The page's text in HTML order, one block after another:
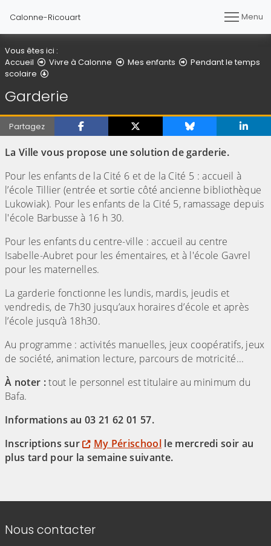
Calonne-Ricouart Menu
Vous êtes ici :
Accueil
Vivre à Calonne Mes enfants
Pendant le temps
scolaire
Garderie
Partagez
La Ville vous propose une solution de garderie.
Pour les enfants de la Cité 6 et de la Cité 5 : accueil à
l’école Tillier (entrée et sortie côté ancienne bibliothèque
Lukowiak). Pour les enfants de la Cité 5, ramassage depuis
l'école Barbusse à 16 h 30.
Pour les enfants du centre-ville : accueil au centre
Isabelle-Aubret pour les émentaires, et à l'école Gavrel
pour les maternelles.
La garderie fonctionne les lundis, mardis, jeudis et
vendredis, de 7h30 jusqu’aux horaires d’école et après
l’école jusqu’à 18h30.
Au programme : activités manuelles, jeux coopératifs, jeux
de société, animation lecture, parcours de motricité...
À noter :tout le personnel est titulaire au minimum du
Bafa.
Informations au 03 21 62 01 57.
Inscriptions sur
My Périschoolle mercredi soir au
plus tard pour la semaine suivante.
Informations de contact
Nous contacter